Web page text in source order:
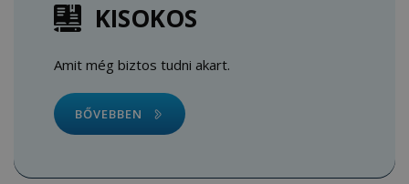
KISOKOS
Amit még biztos tudni akart.
BŐVEBBEN